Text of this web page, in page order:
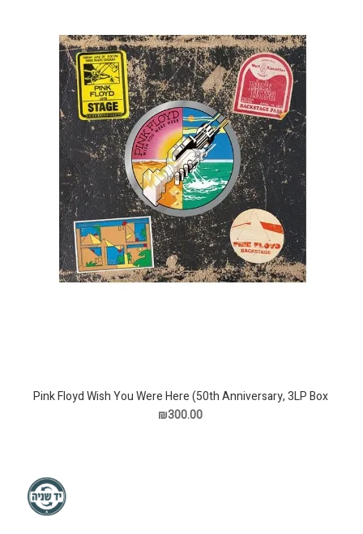
Pink Floyd Wish You Were Here (50th Anniversary, 3LP Box
Set) תקליט
₪300.00